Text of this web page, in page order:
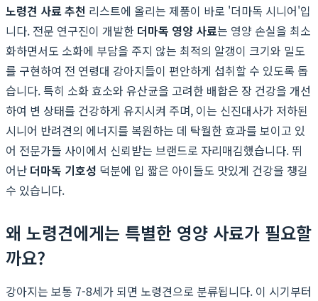
노령견 사료 추천 리스트에 올리는 제품이 바로 '더마독 시니어'입
니다. 전문 연구진이 개발한 더마독 영양 사료는 영양 손실을 최소
화하면서도 소화에 부담을 주지 않는 최적의 알갱이 크기와 밀도
를 구현하여 전 연령대 강아지들이 편안하게 섭취할 수 있도록 돕
습니다. 특히 소화 효소와 유산균을 고려한 배합은 장 건강을 개선
하여 변 상태를 건강하게 유지시켜 주며, 이는 신진대사가 저하된
시니어 반려견의 에너지를 복원하는 데 탁월한 효과를 보이고 있
어 전문가들 사이에서 신뢰받는 브랜드로 자리매김했습니다. 뛰
어난 더마독 기호성 덕분에 입 짧은 아이들도 맛있게 건강을 챙길
수 있습니다.
왜 노령견에게는 특별한 영양 사료가 필요할
까요?
강아지는 보통 7-8세가 되면 노령견으로 분류됩니다. 이 시기부터